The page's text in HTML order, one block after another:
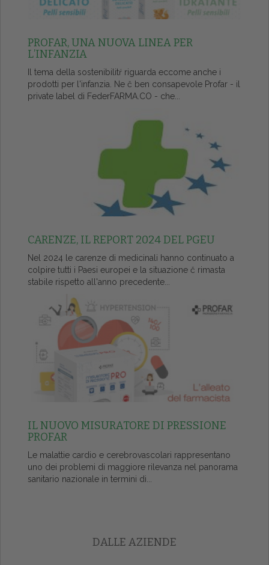
PROFAR, UNA NUOVA LINEA PER
L’INFANZIA
Il tema della sostenibilitŕ riguarda eccome anche i
prodotti per l'infanzia. Ne č ben consapevole Profar - il
private label di FederFARMA.CO - che...
CARENZE, IL REPORT 2024 DEL PGEU
Nel 2024 le carenze di medicinali hanno continuato a
colpire tutti i Paesi europei e la situazione č rimasta
stabile rispetto all'anno precedente...
IL NUOVO MISURATORE DI PRESSIONE
PROFAR
Le malattie cardio e cerebrovascolari rappresentano
uno dei problemi di maggiore rilevanza nel panorama
sanitario nazionale in termini di...
DALLE AZIENDE